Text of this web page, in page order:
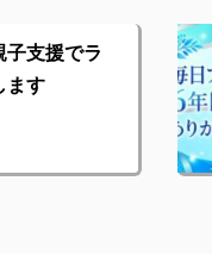
支援でラ
ます